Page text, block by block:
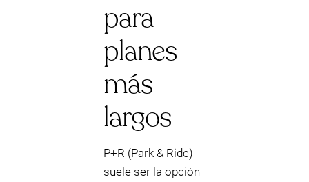
para
planes
más
largos
P+R (Park & Ride)
suele ser la opción